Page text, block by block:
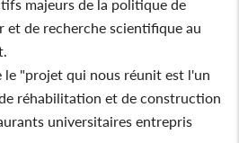
majeurs de la politique de
et de recherche scientifique au
le "projet qui nous réunit est l'un
réhabilitation et de construction
universitaires entrepris